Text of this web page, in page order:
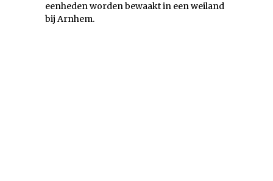
eenheden worden bewaakt in een weiland
bij Arnhem.